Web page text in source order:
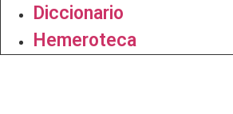
Diccionario
Hemeroteca